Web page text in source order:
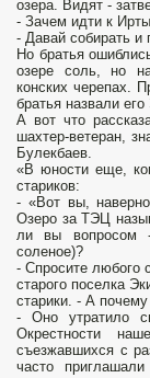
озера. Видят -
- Зачем идти к
- Давай собирать и
Но братья
озере соль, но
конских черепах.
братья назвали
А вот что
шахтер-ветеран,
Булекбаев.
«В юности еще,
стариков:
- «Вот вы,
Озеро за ТЭЦ
ли вы вопросом
соленое)?
- Спросите любого
старого поселка
старики. - А
- Оно утратило
Окрестности
съезжавшихся с
часто